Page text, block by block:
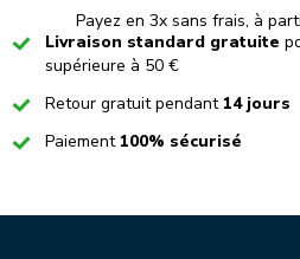
Payez en 3x sans frais, à
CheckedLivraison standard gratuite
supérieure à 50 €
CheckedRetour gratuit pendant 14 jours
CheckedPaiement 100% sécurisé